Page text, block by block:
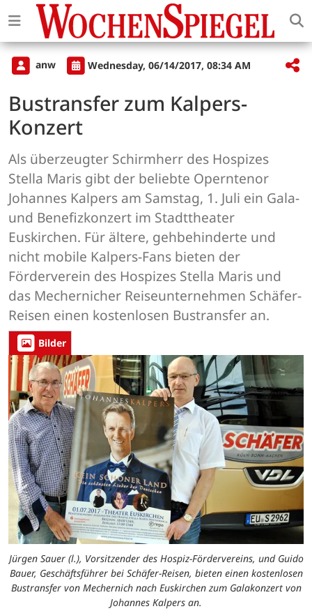
anw Wednesday, 06/14/2017, 08:34 AM
Bustransfer zum Kalpers-
Konzert
Als überzeugter Schirmherr des Hospizes
Stella Maris gibt der beliebte Operntenor
Johannes Kalpers am Samstag, 1. Juli ein Gala-
und Benefizkonzert im Stadttheater
Euskirchen. Für ältere, gehbehinderte und
nicht mobile Kalpers-Fans bieten der
Förderverein des Hospizes Stella Maris und
das Mechernicher Reiseunternehmen Schäfer-
Reisen einen kostenlosen Bustransfer an.
Bilder
Jürgen Sauer (l.), Vorsitzender des Hospiz-Fördervereins, und Guido
Bauer, Geschäftsführer bei Schäfer-Reisen, bieten einen kostenlosen
Bustransfer von Mechernich nach Euskirchen zum Galakonzert von
Johannes Kalpers an.